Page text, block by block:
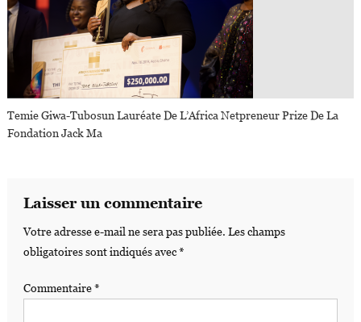
Temie Giwa-Tubosun Lauréate De L’Africa Netpreneur Prize De La
Fondation Jack Ma
Laisser un commentaire
Votre adresse e-mail ne sera pas publiée. Les champs
obligatoires sont indiqués avec*
Commentaire*